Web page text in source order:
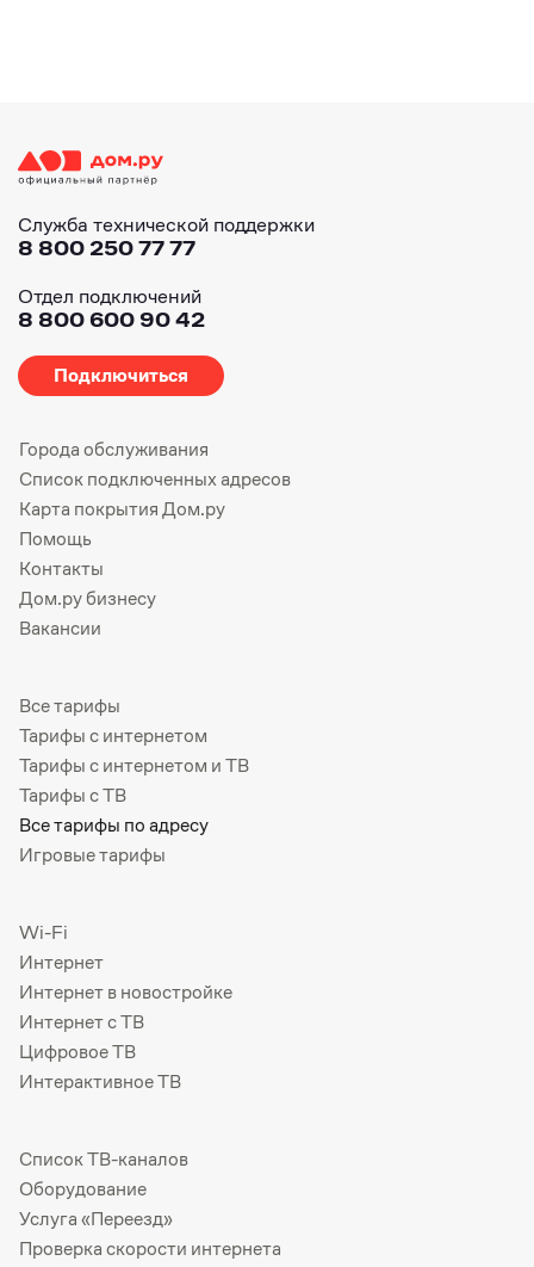
Служба технической поддержки
8 800 250 77 77
Отдел подключений
8 800 600 90 42
Подключиться
Города обслуживания
Список подключенных адресов
Карта покрытия Дом.ру
Помощь
Контакты
Дом.ру бизнесу
Вакансии
Все тарифы
Тарифы с интернетом
Тарифы с интернетом и ТВ
Тарифы с ТВ
Все тарифы по адресу
Игровые тарифы
Wi-Fi
Интернет
Интернет в новостройке
Интернет с ТВ
Цифровое ТВ
Интерактивное ТВ
Список ТВ-каналов
Оборудование
Услуга «Переезд»
Проверка скорости интернета